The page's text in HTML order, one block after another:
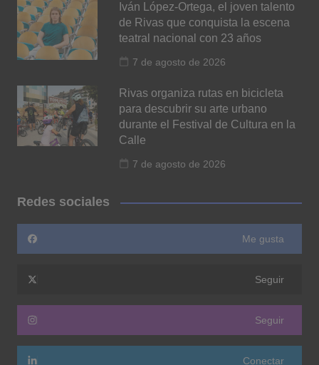
Iván López-Ortega, el joven talento
de Rivas que conquista la escena
teatral nacional con 23 años
7 de agosto de 2026
Rivas organiza rutas en bicicleta
para descubrir su arte urbano
durante el Festival de Cultura en la
Calle
7 de agosto de 2026
Redes sociales
Me gusta
Seguir
Seguir
Conectar